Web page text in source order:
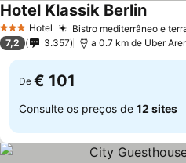
3 EstrelasHotel Bistro mediterrâneo e
Hotel Klassik BerlinVer
7,2 3.357 a 0.7 km de Uber
De € 101
Consulte os preços de 12 sites